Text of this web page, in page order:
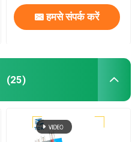
हमसे संपर्क करें
(25)